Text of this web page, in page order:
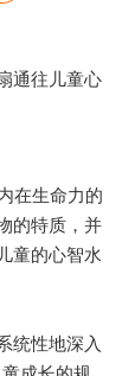
通往儿童心
在生命力的
的特质，并
童的心智水
统性地深入